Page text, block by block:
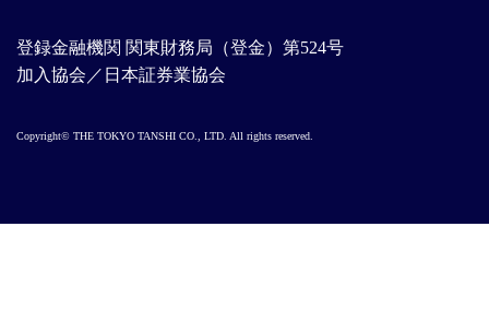
登録金融機関 関東財務局（登金）第524号
加入協会／日本証券業協会
Copyright© THE TOKYO TANSHI CO., LTD. All rights reserved.